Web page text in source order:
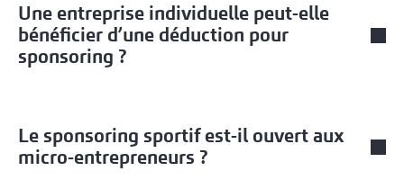
Une entreprise individuelle peut-elle
bénéficier d’une déduction pour
sponsoring ?
Le sponsoring sportif est-il ouvert aux
micro-entrepreneurs ?